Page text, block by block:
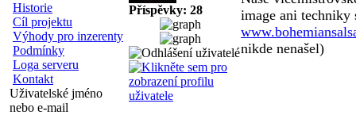
Historie
Cíl projektu
Výhody pro inzerenty
Podmínky
Loga serveru
Kontakt
Uživatelské jméno
nebo e-mail
Příspěvky: 28
image ani techniky
nikde nenašel)